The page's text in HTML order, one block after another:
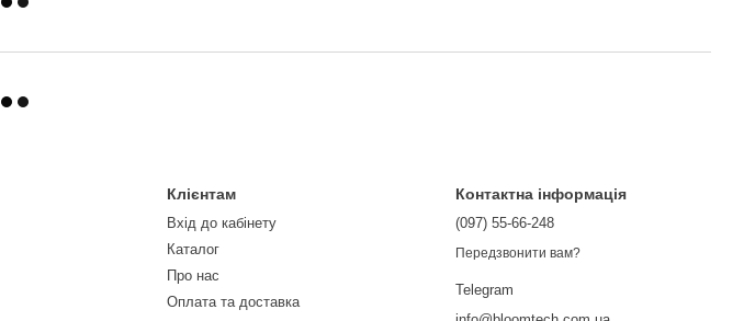
Клієнтам
Вхід до кабінету
Каталог
Про нас
Оплата та доставка
Контактна інформація
(097) 55-66-248
Передзвонити вам?
Telegram